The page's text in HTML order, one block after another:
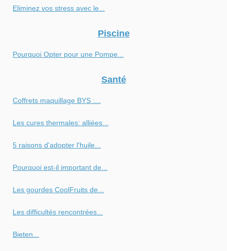
Eliminez vos stress avec le...
Piscine
Pourquoi Opter pour une Pompe...
Santé
Coffrets maquillage BYS :...
Les cures thermales: alliées...
5 raisons d'adopter l'huile...
Pourquoi est-il important de...
Les gourdes CoolFruits de...
Les difficultés rencontrées...
Bieten...